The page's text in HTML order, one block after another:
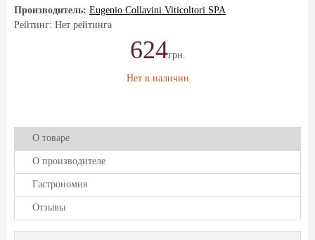
Производитель: Eugenio Collavini Viticoltori SPA
Рейтинг: Нет рейтинга
624грн.
Нет в наличии
О товаре
О производителе
Гастрономия
Отзывы